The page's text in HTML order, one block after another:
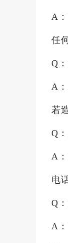
A
任
Q
A
若
Q
A
电
Q
A